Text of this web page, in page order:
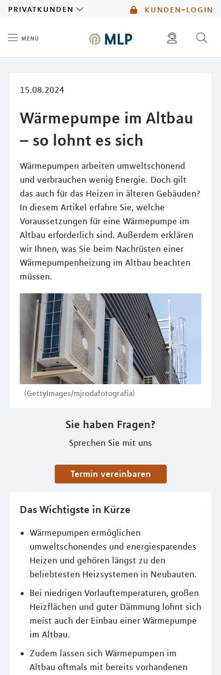
kunden-login
privatkunden
menü
15.08.2024
Wärmepumpe im Altbau
– so lohnt es sich
Wärmepumpen arbeiten umweltschonend
und verbrauchen wenig Energie. Doch gilt
das auch für das Heizen in älteren Gebäuden?
In diesem Artikel erfahre Sie, welche
Voraussetzungen für eine Wärmepumpe im
Altbau erforderlich sind. Außerdem erklären
wir Ihnen, was Sie beim Nachrüsten einer
Wärmepumpenheizung im Altbau beachten
müssen.
(GettyImages/mjrodafotografia)
Sie haben Fragen?
Sprechen Sie mit uns
Termin vereinbaren
Das Wichtigste in Kürze
Wärmepumpen ermöglichen
umweltschonendes und energiesparendes
Heizen und gehören längst zu den
beliebtesten Heizsystemen in Neubauten.
Bei niedrigen Vorlauftemperaturen, großen
Heizflächen und guter Dämmung lohnt sich
meist auch der Einbau einer Wärmepumpe
im Altbau.
Zudem lassen sich Wärmepumpen im
Altbau oftmals mit bereits vorhandenen